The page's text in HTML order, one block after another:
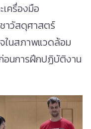
ครื่องมือ
าวัสดุศาสตร์
ในสภาพแวดล้อม
อนการฝึกปฏิบัติงาน